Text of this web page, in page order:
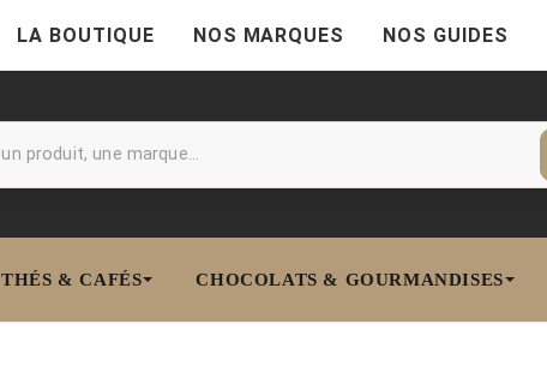
LA BOUTIQUE NOS MARQUES NOS GUIDES
THÉS & CAFÉS CHOCOLATS & GOURMANDISES